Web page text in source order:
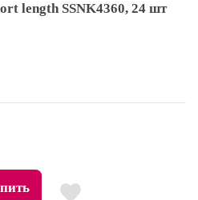
length SSNK4360, 24 шт